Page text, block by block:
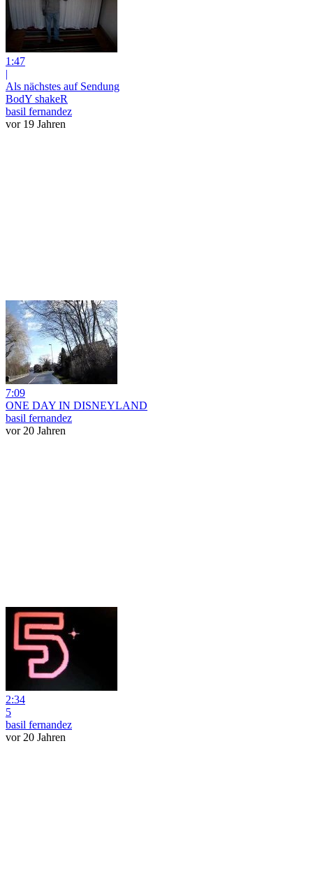
1:47
|
Als nächstes auf Sendung
BodY shakeR
basil fernandez
vor 19 Jahren
7:09
ONE DAY IN DISNEYLAND
basil fernandez
vor 20 Jahren
2:34
5
basil fernandez
vor 20 Jahren